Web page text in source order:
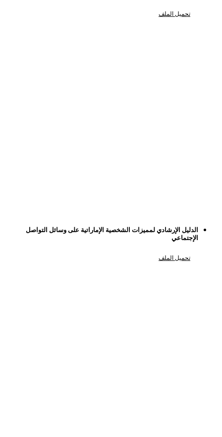
تحميل الملف
الدليل الإرشادي لمميزات الشخصية الإماراتية على وسائل التواصل
الإجتماعي
تحميل الملف